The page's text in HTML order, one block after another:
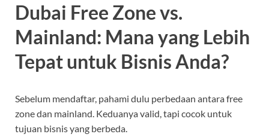
Dubai Free Zone vs.
Mainland: Mana yang Lebih
Tepat untuk Bisnis Anda?
Sebelum mendaftar, pahami dulu perbedaan antara free
zone dan mainland. Keduanya valid, tapi cocok untuk
tujuan bisnis yang berbeda.